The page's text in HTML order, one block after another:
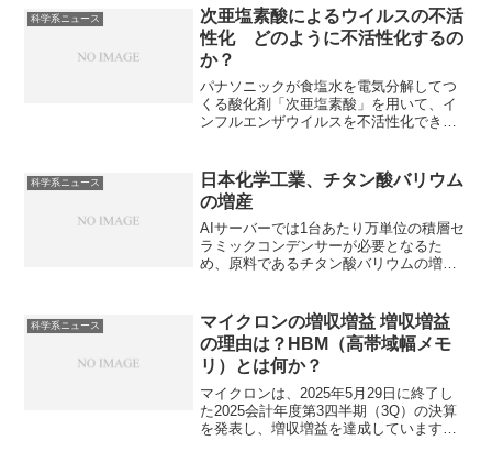
ない技術となっています。反応性イオン
エッチング装置にどのようなものがあ
り、どの企業が有力なのかを知ることが
できます。
科学系ニュース
次亜塩素酸によるウイルスの不活
性化 どのように不活性化するの
か？
パナソニックが食塩水を電気分解してつ
くる酸化剤「次亜塩素酸」を用いて、イ
ンフルエンザウイルスを不活性化できた
法を知ることができます。
科学系ニュース
日本化学工業、チタン酸バリウム
の増産
AIサーバーでは1台あたり万単位の積層セ
ラミックコンデンサーが必要となるた
め、原料であるチタン酸バリウムの増産
科学系ニュース
マイクロンの増収増益 増収増益
の理由は？HBM（高帯域幅メモ
リ）とは何か？
マイクロンは、2025年5月29日に終了し
た2025会計年度第3四半期（3Q）の決算
を発表し、増収増益を達成しています。